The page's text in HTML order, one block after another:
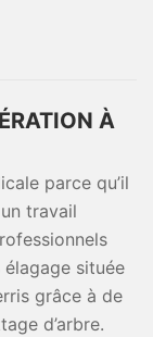
À
parce qu’il
travail
élagage située
grâce à de
d’arbre.